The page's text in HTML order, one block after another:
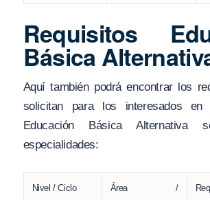
Requisitos
Básica
Aquí también podrá encontrar los
solicitan para los interesados
Educación Básica Alternativa
especialidades:
Nivel / Ciclo
Área /